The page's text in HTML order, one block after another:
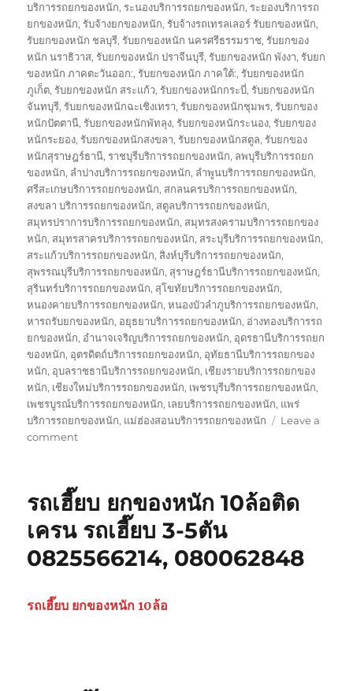
บริการรถยกของหนัก,ระนองบริการรถยกของหนัก,ระยองบริการรถ
ยกของหนัก,รับจ้างยกของหนัก,รับจ้างรถเทรลเลอร์ รับยกของหนัก,
รับยกของหนัก ชลบุรี,รับยกของหนัก นครศรีธรรมราช,รับยกของ
หนัก นราธิวาส,รับยกของหนัก ปราจีนบุรี,รับยกของหนัก พังงา,รับยก
ของหนัก ภาคตะวันออก:,รับยกของหนัก ภาคใต้:,รับยกของหนัก
ภูเก็ต,รับยกของหนัก สระแก้ว,รับยกของหนักกระบี่,รับยกของหนัก
จันทบุรี,รับยกของหนักฉะเชิงเทรา,รับยกของหนักชุมพร,รับยกของ
หนักปัตตานี,รับยกของหนักพัทลุง,รับยกของหนักระนอง,รับยกของ
หนักระยอง,รับยกของหนักสงขลา,รับยกของหนักสตูล,รับยกของ
หนักสุราษฎร์ธานี,ราชบุรีบริการรถยกของหนัก, ลพบุรีบริการรถยก
ของหนัก, ลำปางบริการรถยกของหนัก, ลำพูนบริการรถยกของหนัก,
ศรีสะเกษบริการรถยกของหนัก, สกลนครบริการรถยกของหนัก,
สงขลา บริการรถยกของหนัก, สตูลบริการรถยกของหนัก,
สมุทรปราการบริการรถยกของหนัก, สมุทรสงครามบริการรถยกของ
หนัก, สมุทรสาครบริการรถยกของหนัก, สระบุรีบริการรถยกของหนัก,
สระแก้วบริการรถยกของหนัก, สิงห์บุรีบริการรถยกของหนัก,
สุพรรณบุรีบริการรถยกของหนัก, สุราษฎร์ธานีบริการรถยกของหนัก,
สุรินทร์บริการรถยกของหนัก, สุโขทัยบริการรถยกของหนัก,
หนองคายบริการรถยกของหนัก,หนองบัวลำภูบริการรถยกของหนัก,
หารถรับยกของหนัก, อยุธยาบริการรถยกของหนัก, อ่างทองบริการรถ
ยกของหนัก, อำนาจเจริญบริการรถยกของหนัก, อุดรธานีบริการรถยก
ของหนัก, อุตรดิตถ์บริการรถยกของหนัก, อุทัยธานีบริการรถยกของ
หนัก, อุบลราชธานีบริการรถยกของหนัก, เชียงรายบริการรถยกของ
หนัก, เชียงใหม่บริการรถยกของหนัก, เพชรบุรีบริการรถยกของหนัก,
เพชรบูรณ์บริการรถยกของหนัก, เลยบริการรถยกของหนัก, แพร่
บริการรถยกของหนัก, แม่ฮ่องสอนบริการรถยกของหนัก
Leave a
commenton
ยก
ของ
10ล้อ
บรรทุก
ติด
รถ
รถเฮี๊ยบ ยกของหนัก 10ล้อติด
เครน รถเฮี๊ยบ 3-5ตัน
0825566214, 080062848
รถเฮี๊ยบ ยกของหนัก 10ล้อ